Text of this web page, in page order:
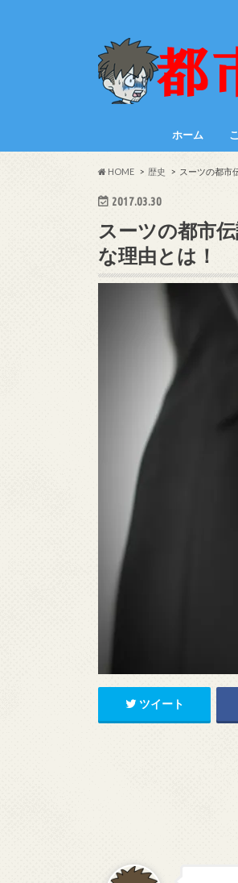
ホーム
HOME 歴史 スーツの都市
2017.03.30
スーツの都市
な理由とは！
ツイート